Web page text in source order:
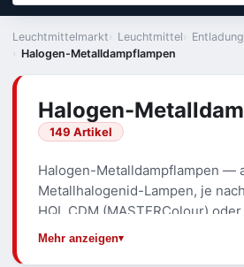
Leuchtmittelmarkt Leuchtmittel
Halogen-Metalldampflampen
Halogen-
149 Artikel
Halogen-Metalldampflampen —
Metallhalogenid-Lampen, je
HQI, CDM (MASTERColour)
liefern helles, neutral- bis
Mehr anzeigen